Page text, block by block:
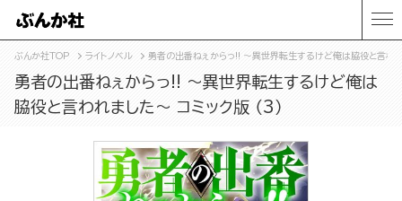
ぶんか社TOP ライトノベル 勇者の出番ねぇからっ!! ～異世界転生するけど俺は脇役と言われ
勇者の出番ねぇからっ!! ～異世界転生するけど俺は
脇役と言われました～ コミック版 （3）